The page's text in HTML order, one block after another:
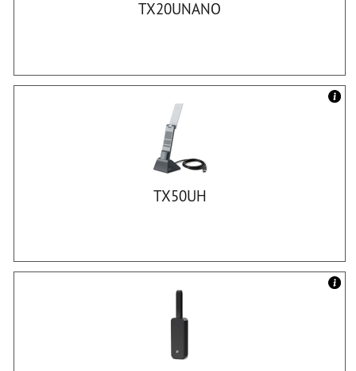
TX20UNANO
TX50UH